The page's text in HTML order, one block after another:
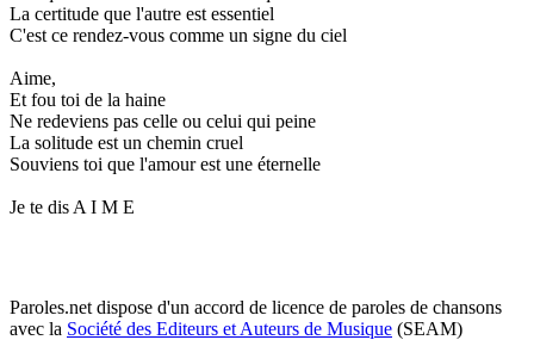
La certitude que l'autre est essentiel
C'est ce rendez-vous comme un signe du ciel
Aime,
Et fou toi de la haine
Ne redeviens pas celle ou celui qui peine
La solitude est un chemin cruel
Souviens toi que l'amour est une éternelle
Je te dis A I M E
Paroles.net dispose d'un accord de licence de paroles de chansons
avec la Société des Editeurs et Auteurs de Musique (SEAM)